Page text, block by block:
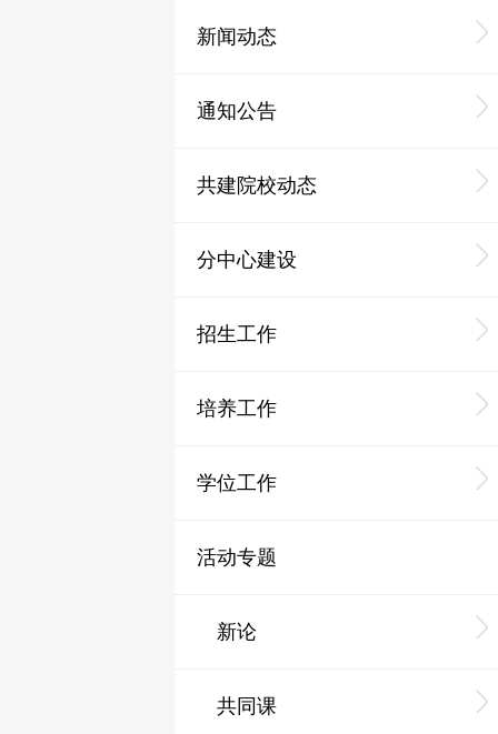
新闻动态
通知公告
共建院校动态
分中心建设
招生工作
培养工作
学位工作
活动专题
新论
共同课